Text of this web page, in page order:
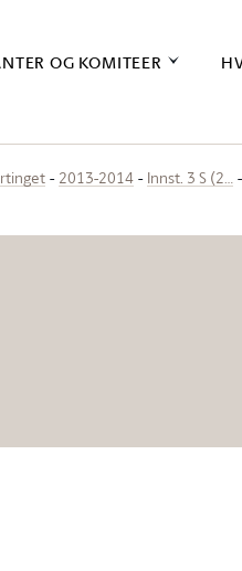
OG KOMITEER
2013-2014 Innst. 3 S (2…